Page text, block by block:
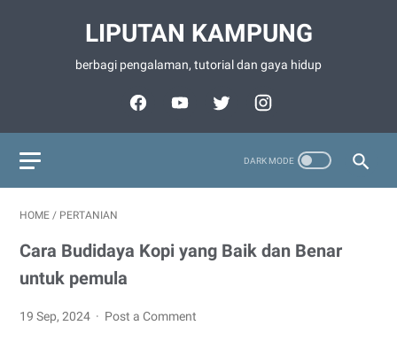
LIPUTAN KAMPUNG
berbagi pengalaman, tutorial dan gaya hidup
HOME / PERTANIAN
Cara Budidaya Kopi yang Baik dan Benar
untuk pemula
19 Sep, 2024 Post a Comment